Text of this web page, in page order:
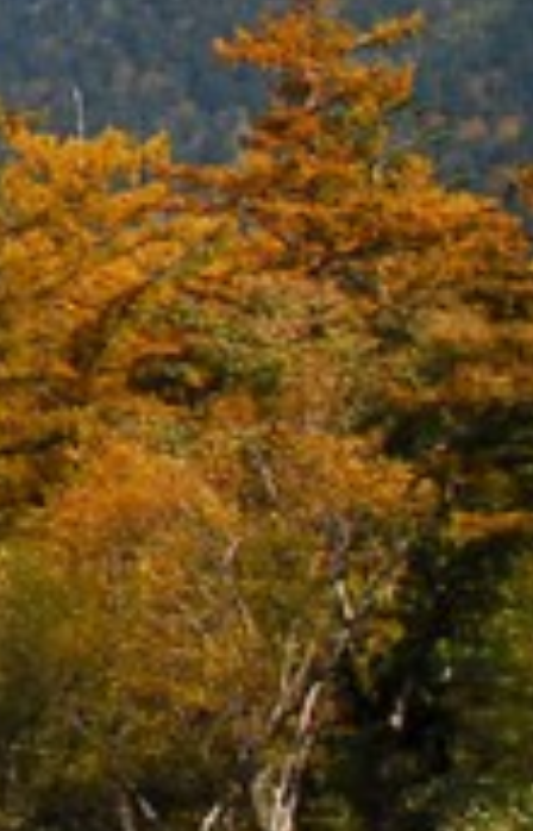
HOME
「旅」のご提案
特集｜Harvest Times
「特集」
「至福の逸品」
東北・北関東エリア
那須
那須Retreat
鬼怒川
関東エリア
箱根甲子園
東海エリア